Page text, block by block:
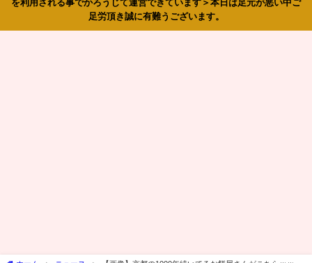
を利用される事でかろうじて運営できています＞本日は足元が悪い中ご
足労頂き誠に有難うございます。